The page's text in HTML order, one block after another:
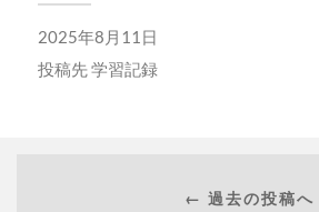
2025年8月11日
投稿先学習記録
← 過去の投稿へ